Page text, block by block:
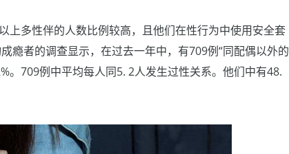
上多性伴的人数比例较高，且他们在性行为中使用安全套
瘾者的调查显示，在过去一年中，有709例“同配偶以外的
。709例中平均每人同5. 2人发生过性关系。他们中有48.